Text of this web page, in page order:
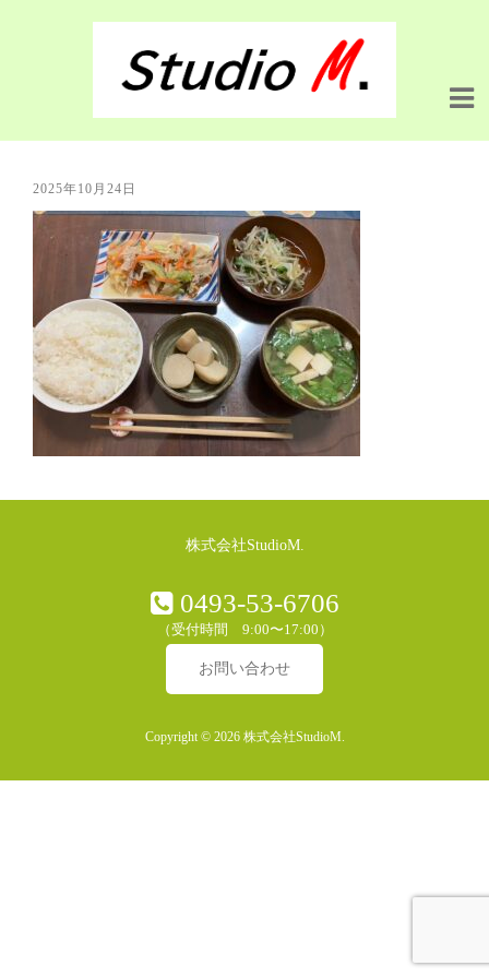
2025年10月24日
株式会社StudioM.
0493-53-6706
（受付時間 9:00〜17:00）
お問い合わせ
Copyright © 2026 株式会社StudioM.